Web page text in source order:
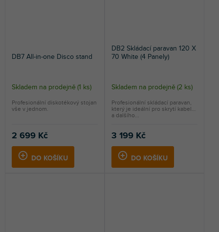
DB7 All-in-one Disco stand
Průměrné
hodnocení
produktu
5,0
hvězdiček.
Skladem na prodejně (1 ks)
2 699 Kč
DO KOŠÍKU
Profesionální diskotékový stojan
vše v jednom.
DB2 Skládací paravan 120 X
70 White (4 Panely)
Skladem na prodejně (2 ks)
3 199 Kč
DO KOŠÍKU
Profesionální skládací paravan,
který je ideální pro skrytí kabelů
a dalšího...